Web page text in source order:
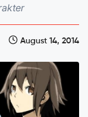
August 14, 2014